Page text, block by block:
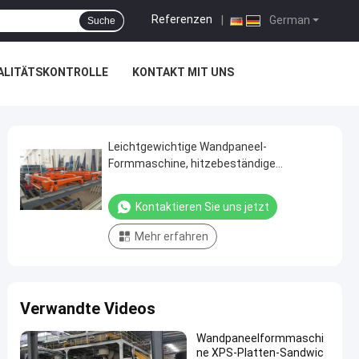
German
Referenzen
Suche
KONTAKT MIT UNS
Leichtgewichtige Wandpaneel-
Formmaschine, hitzebeständige
Kontaktieren Sie uns jetzt
Mehr erfahren
Verwandte Videos
Wandpaneelformmaschi
ne XPS-Platten-Sandwic